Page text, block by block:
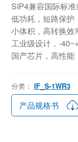
SIP4兼容国际标准
低功耗，短路保护
小体积，高转换效
工业级设计，-
国产芯片，高性能
分类： IF_S-1WR3
产品规格书